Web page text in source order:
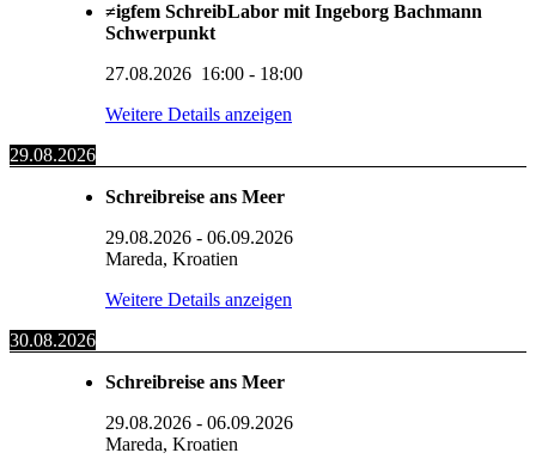
≠igfem SchreibLabor mit Ingeborg Bachmann
Schwerpunkt
27.08.2026 16:00 - 18:00
Weitere Details anzeigen
29.08.2026
Schreibreise ans Meer
29.08.2026 - 06.09.2026
Mareda, Kroatien
Weitere Details anzeigen
30.08.2026
Schreibreise ans Meer
29.08.2026 - 06.09.2026
Mareda, Kroatien